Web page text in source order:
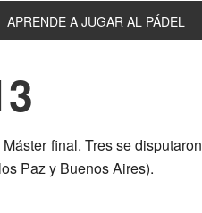
APRENDE A JUGAR AL PÁDEL
final. Tres se disputaron
Paz y Buenos Aires).